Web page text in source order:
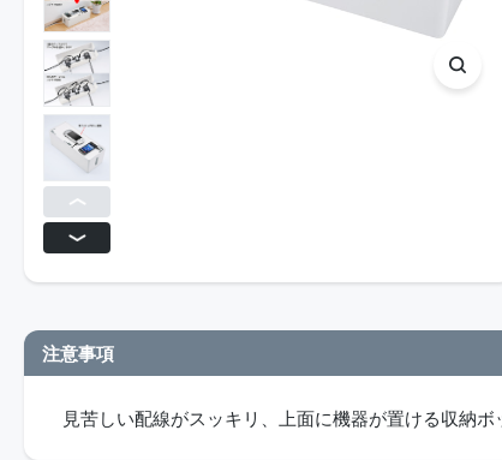
注意事項
見苦しい配線がスッキリ、上面に機器が置ける収納